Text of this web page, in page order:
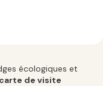
écologiques et
de visite